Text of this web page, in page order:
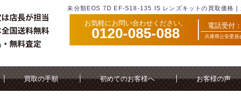
未分類EOS 7D EF-S18-135 IS レンズキットの買取価格 |
お気軽にお問い合わせください。
0120-085-088 電話受付
兵庫県公安委
買取の手順 初めてのお客様へ お客様の声